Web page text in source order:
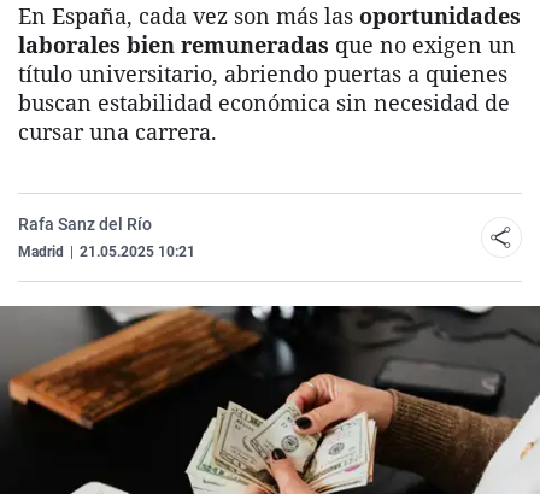
En España, cada vez son más las oportunidades
laborales bien remuneradas que no exigen un
título universitario, abriendo puertas a quienes
buscan estabilidad económica sin necesidad de
cursar una carrera.
Rafa Sanz del Río
Madrid 21.05.2025 10:21